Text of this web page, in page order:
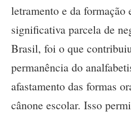
letramento e da formação
significativa parcela de
Brasil, foi o que
permanência do
afastamento das formas
cânone escolar. Isso